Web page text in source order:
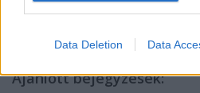
Data Deletion Data
Ajánlott bejegyzések: